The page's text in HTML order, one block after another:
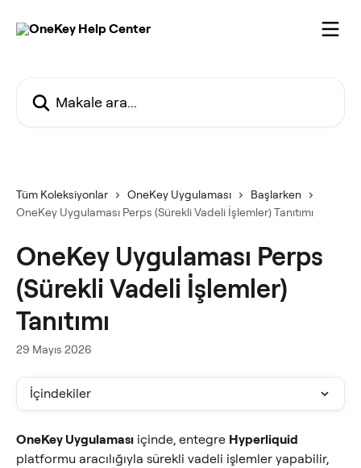
Tüm Koleksiyonlar OneKey Uygulaması
Başlarken
OneKey Uygulaması Perps (Sürekli Vadeli İşlemler) Tanıtımı
OneKey Uygulaması Perps
(Sürekli Vadeli İşlemler)
Tanıtımı
29 Mayıs 2026
İçindekiler
OneKey Uygulaması içinde, entegre Hyperliquid
platformu aracılığıyla sürekli vadeli işlemler yapabilir,